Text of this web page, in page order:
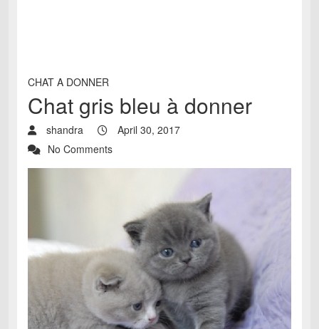
CHAT A DONNER
Chat gris bleu à donner
shandra
April 30, 2017
No Comments